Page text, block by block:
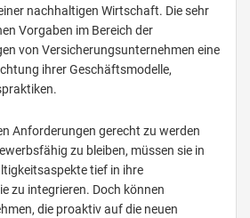
nachhaltigen Wirtschaft. Die sehr
Vorgaben im Bereich der
von Versicherungsunternehmen eine
ihrer Geschäftsmodelle,
Anforderungen gerecht zu werden
zu bleiben, müssen sie in
tief in ihre
zu integrieren. Doch können
die proaktiv auf die neuen